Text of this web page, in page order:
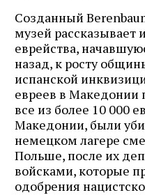
Созданный
музей рассказывает
еврейства,
назад, к росту
испанской
евреев в Македонии
все из более 10 000
Македонии, были
немецком лагере
Польше, после их
войсками, которые
одобрения